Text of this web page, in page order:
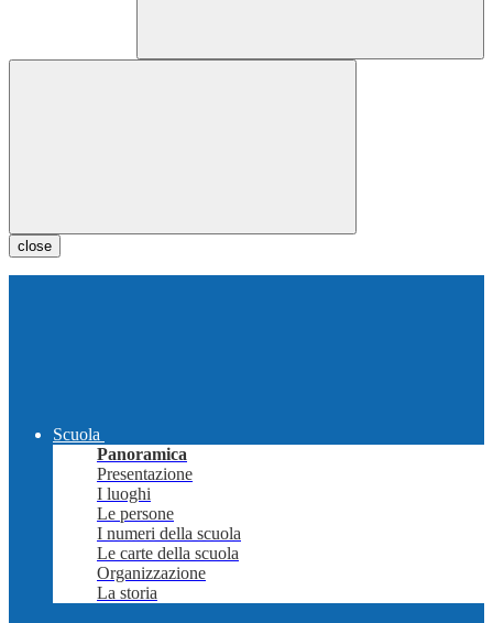
close
Scuola
Panoramica
Presentazione
I luoghi
Le persone
I numeri della scuola
Le carte della scuola
Organizzazione
La storia